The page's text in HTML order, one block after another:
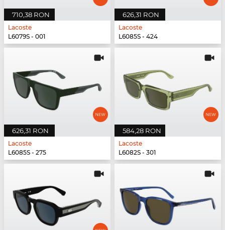
710,38 RON
Lacoste
L6079S - 001
626,31 RON
Lacoste
L6085S - 424
626,31 RON
Lacoste
L6085S - 275
584,28 RON
Lacoste
L6082S - 301